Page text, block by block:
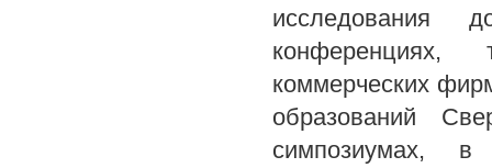
исследования
конференциях,
коммерческих
образований
симпозиумах,